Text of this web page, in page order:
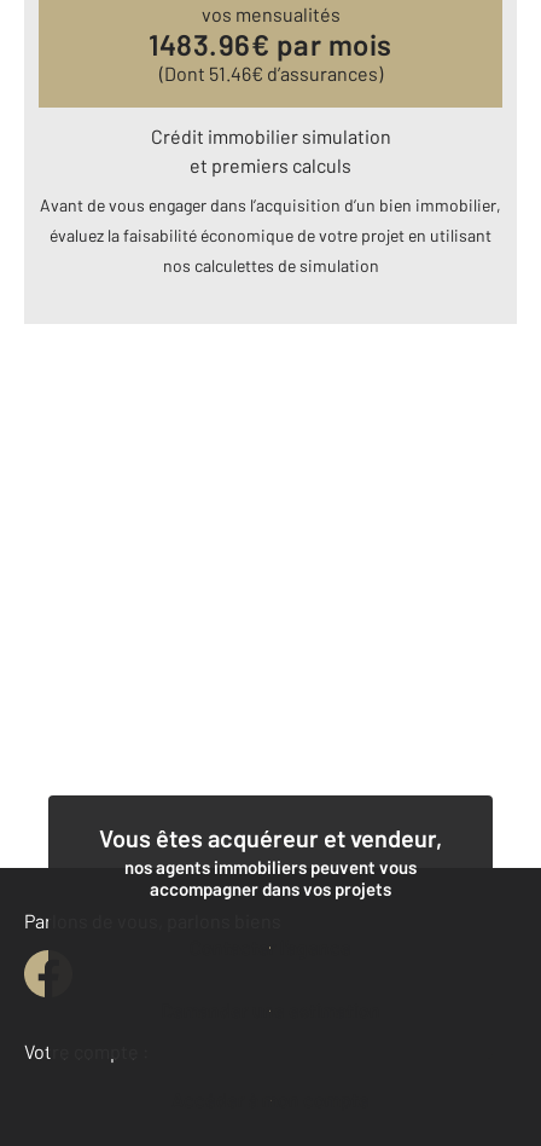
vos mensualités
1483.96€ par mois
(Dont 51.46€ d’assurances)
Crédit immobilier simulation
et premiers calculs
Avant de vous engager dans l’acquisition d’un bien immobilier,
évaluez la faisabilité économique de votre projet en utilisant
nos calculettes de simulation
Vous êtes acquéreur et vendeur,
nos agents immobiliers peuvent vous
accompagner dans vos projets
Contacter l'agence
Demander une estimation
Parlons de vous, parlons biens
Votre compte :
Accéder à mon compte